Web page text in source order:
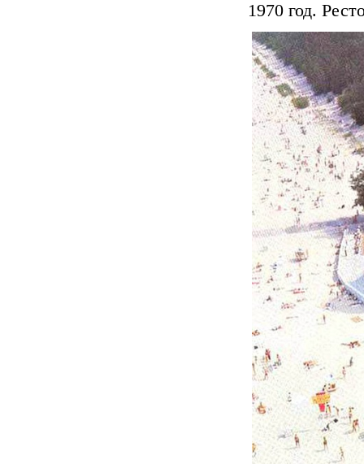
1970 год.